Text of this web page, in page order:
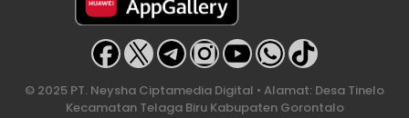
© 2025 PT. Neysha Ciptamedia Digital • Alamat: Desa Tinelo
Kecamatan Telaga Biru Kabupaten Gorontalo